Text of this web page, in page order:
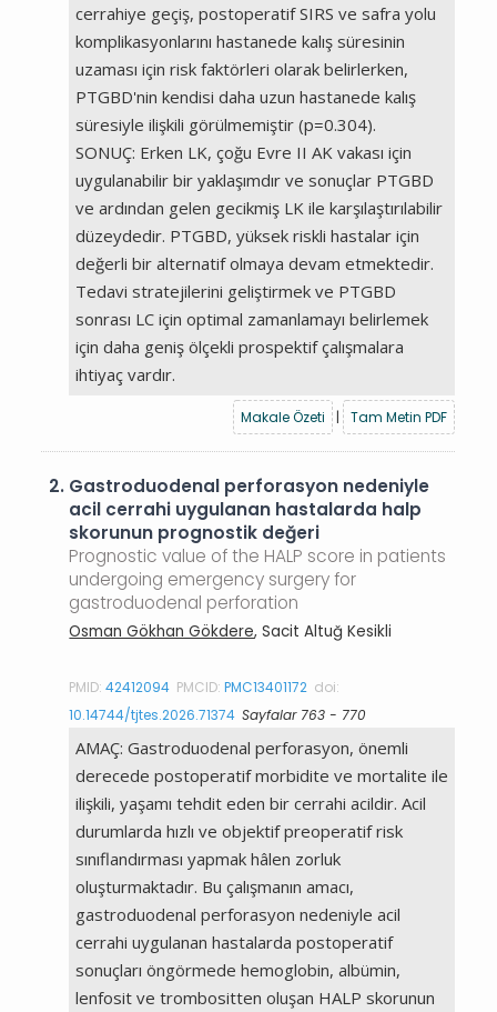
cerrahiye geçiş, postoperatif SIRS ve safra yolu
komplikasyonlarını hastanede kalış süresinin
uzaması için risk faktörleri olarak belirlerken,
PTGBD'nin kendisi daha uzun hastanede kalış
süresiyle ilişkili görülmemiştir (p=0.304).
SONUÇ: Erken LK, çoğu Evre II AK vakası için
uygulanabilir bir yaklaşımdır ve sonuçlar PTGBD
ve ardından gelen gecikmiş LK ile karşılaştırılabilir
düzeydedir. PTGBD, yüksek riskli hastalar için
değerli bir alternatif olmaya devam etmektedir.
Tedavi stratejilerini geliştirmek ve PTGBD
sonrası LC için optimal zamanlamayı belirlemek
için daha geniş ölçekli prospektif çalışmalara
ihtiyaç vardır.
Makale Özeti | Tam Metin PDF
2. Gastroduodenal perforasyon nedeniyle
acil cerrahi uygulanan hastalarda halp
skorunun prognostik değeri
Prognostic value of the HALP score in patients
undergoing emergency surgery for
gastroduodenal perforation
Osman Gökhan Gökdere, Sacit Altuğ Kesikli
PMID:42412094 PMCID:PMC13401172 doi:
10.14744/tjtes.2026.71374 Sayfalar 763 - 770
AMAÇ: Gastroduodenal perforasyon, önemli
derecede postoperatif morbidite ve mortalite ile
ilişkili, yaşamı tehdit eden bir cerrahi acildir. Acil
durumlarda hızlı ve objektif preoperatif risk
sınıflandırması yapmak hâlen zorluk
oluşturmaktadır. Bu çalışmanın amacı,
gastroduodenal perforasyon nedeniyle acil
cerrahi uygulanan hastalarda postoperatif
sonuçları öngörmede hemoglobin, albümin,
lenfosit ve trombositten oluşan HALP skorunun